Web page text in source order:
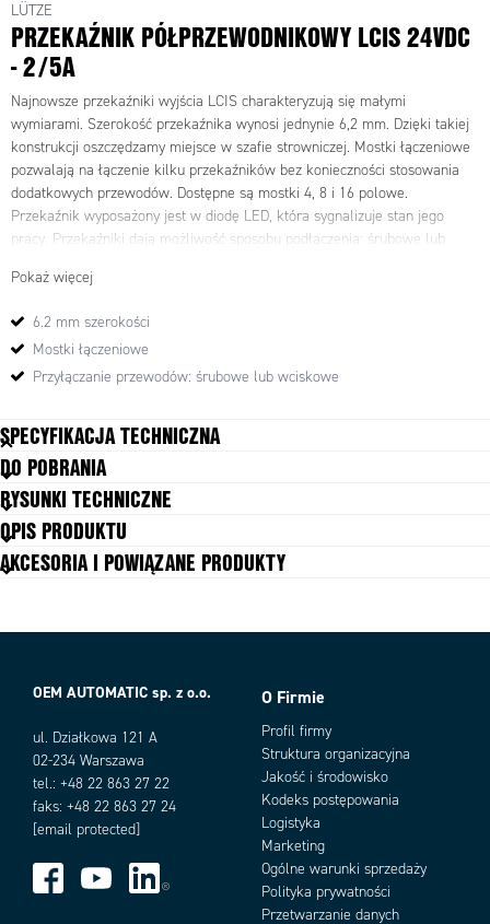
LÜTZE
PRZEKAŹNIK PÓŁPRZEWODNIKOWY LCIS 24VDC
- 2/5A
Najnowsze przekaźniki wyjścia LCIS charakteryzują się małymi
wymiarami. Szerokość przekaźnika wynosi jednynie 6,2 mm. Dzięki takiej
konstrukcji oszczędzamy miejsce w szafie strowniczej. Mostki łączeniowe
pozwalają na łączenie kilku przekaźników bez konieczności stosowania
dodatkowych przewodów. Dostępne są mostki 4, 8 i 16 polowe.
Przekaźnik wyposażony jest w diodę LED, która sygnalizuje stan jego
pracy. Przekaźniki dają możliwość sposobu podłączenia: śrubowe lub
których występuje bardzo duża ilość przełaczeń, gdyż są bardziej trwałe
od elektromechanicznych. Mechanizm przełączania w przekaźnikach
półprzeowdnikowych (SSR) odbywa się elektronicznie, bez ruchomych
Pokaż więcej
6.2 mm szerokości
Mostki łączeniowe
Przyłączanie przewodów: śrubowe lub wciskowe
SPECYFIKACJA TECHNICZNA
Dopuszczenia
Izolacja galwaniczna wejście/wyjście
Maksymalny przekrój kabla 2,5 mm²
Max. temperatura składowania 80 °C
Min. temperatura składowania
Napięcie obciążenia DC (min) 10 V
Napięcie odłączenia 6 V
Napięcie sterowania DC (max)
Napięcie sterowania DC (min)
Opóźnienie wyłączenia 0,3 ms
Opóźnienie zadziałania 0,3 ms
Prąd obciążenia DC (max) 2 A
1 mA
DO POBRANIA
RYSUNKI TECHNICZNE
OPIS PRODUKTU
AKCESORIA I POWIĄZANE PRODUKTY
OEM AUTOMATIC sp. z o.o.
ul. Działkowa 121 A
02-234 Warszawa
tel.: +48 22 863 27 22
faks: +48 22 863 27 24
[email protected]
O Firmie
Profil firmy
Struktura organizacyjna
Jakość i środowisko
Kodeks postępowania
Logistyka
Marketing
Ogólne warunki sprzedaży
Polityka prywatności
Przetwarzanie danych